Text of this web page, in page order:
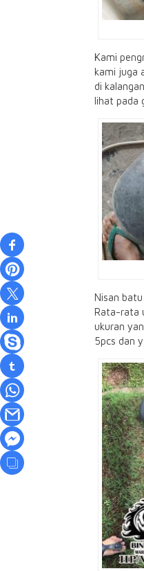
Kami
kami juga
di
lihat pada
Nisan
Rata-rata
ukuran
5pcs dan